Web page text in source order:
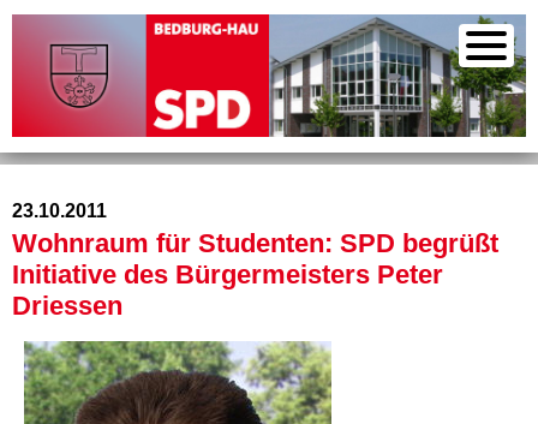
23.10.2011
Wohnraum für Studenten: SPD begrüßt
Initiative des Bürgermeisters Peter
Driessen